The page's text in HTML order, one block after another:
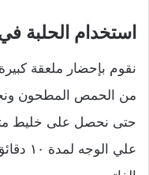
استخدام الحلبة
نقوم بإحضار ملعقة
من الحمص المطحون
حتى نحصل على خليط
علي